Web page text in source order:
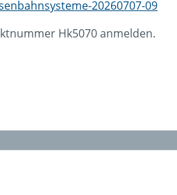
20260707-09
Hk5070 anmelden.